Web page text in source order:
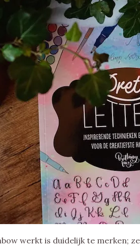
werkt is duidelijk te merken;